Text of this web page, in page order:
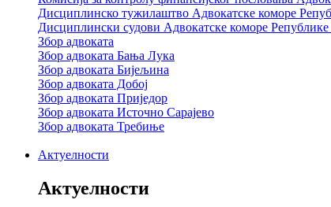
Дисциплинско тужилаштво Адвокатске коморе
Дисциплински судови Адвокатске коморе
Збор адвоката
Збор адвоката Бања Лука
Збор адвоката Бијељина
Збор адвоката Добој
Збор адвоката Приједор
Збор адвоката Источно Сарајево
Збор адвоката Требиње
Актуелности
Актуелности